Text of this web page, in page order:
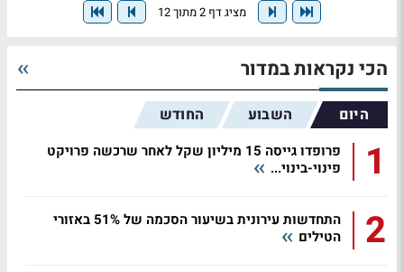
מציג דף 2 מתוך 12
הכי נקראות במדור
היום השבוע החודש
1
פרופדו גייסה 15 מיליון שקל לאחר שרכשה פרויקט
פינוי-בינוי...
2
התחדשות עירונית בשיעור הסכמה של 51% באזורי
הטילים